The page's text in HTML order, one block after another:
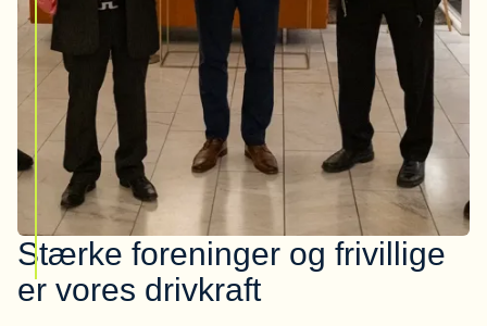
Stærke foreninger og frivillige
er vores drivkraft